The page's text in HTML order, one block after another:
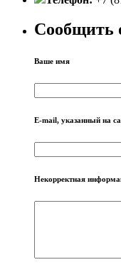
Сообщить
Ваше имя
E-mail, указанный на
Некорректная